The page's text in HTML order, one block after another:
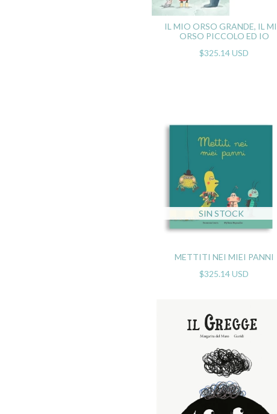
IL MIO ORSO GRANDE, IL
ORSO PICCOLO ED IO
$325.14 USD
SIN STOCK
METTITI NEI MIEI PANNI
$325.14 USD